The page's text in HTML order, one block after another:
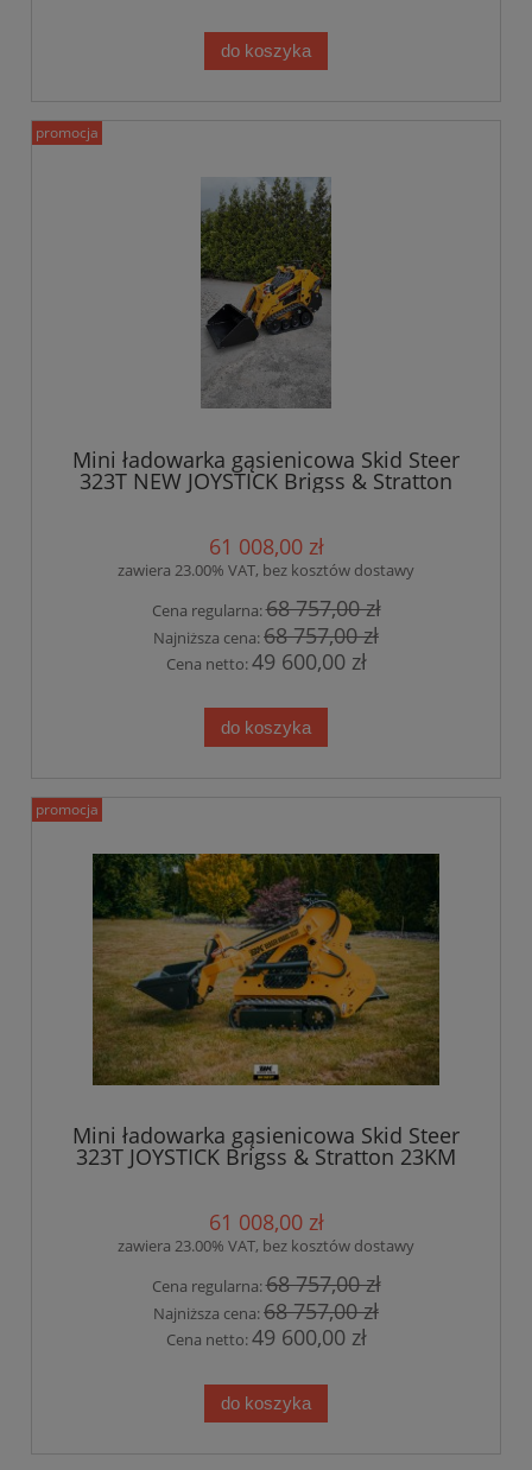
do koszyka
Mini ładowarka gąsienicowa Skid Steer
323T NEW JOYSTICK Brigss & Stratton
61 008,00 zł
zawiera 23.00% VAT, bez kosztów dostawy
Cena regularna:68 757,00 zł
Najniższa cena:68 757,00 zł
Cena netto:49 600,00 zł
do koszyka
promocja
Mini ładowarka gąsienicowa Skid Steer
323T JOYSTICK Brigss & Stratton 23KM
61 008,00 zł
zawiera 23.00% VAT, bez kosztów dostawy
Cena regularna:68 757,00 zł
Najniższa cena:68 757,00 zł
Cena netto:49 600,00 zł
do koszyka
promocja